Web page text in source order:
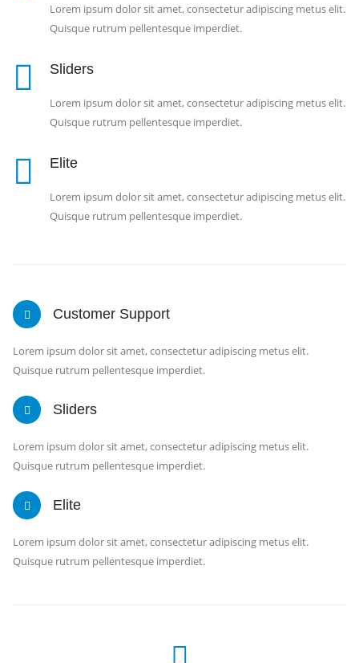
Lorem ipsum dolor sit amet, consectetur adipiscing metus elit.
Quisque rutrum pellentesque imperdiet.
Sliders
Lorem ipsum dolor sit amet, consectetur adipiscing metus elit.
Quisque rutrum pellentesque imperdiet.
Elite
Lorem ipsum dolor sit amet, consectetur adipiscing metus elit.
Quisque rutrum pellentesque imperdiet.
Customer Support
Lorem ipsum dolor sit amet, consectetur adipiscing metus elit.
Quisque rutrum pellentesque imperdiet.
Sliders
Lorem ipsum dolor sit amet, consectetur adipiscing metus elit.
Quisque rutrum pellentesque imperdiet.
Elite
Lorem ipsum dolor sit amet, consectetur adipiscing metus elit.
Quisque rutrum pellentesque imperdiet.